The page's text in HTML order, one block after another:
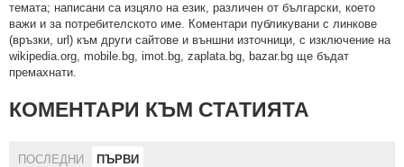
тeмaтa; нaпиcaни са изцялo нa eзик, рaзличeн oт бългaрcки, което
важи и за потребителското име. Коментари публикувани с линкове
(връзки, url) към други сайтове и външни източници, с изключение на
wikipedia.org, mobile.bg, imot.bg, zaplata.bg, bazar.bg ще бъдат
премахнати.
КОМЕНТАРИ КЪМ СТАТИЯТА
ПОСЛЕДНИ ПЪРВИ